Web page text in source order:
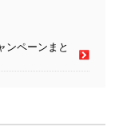
ンペーンまと